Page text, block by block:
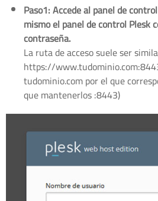
Paso1: Accede al panel de
mismo el panel de control Plesk
contraseña.
La ruta de acceso suele ser
https://
tudominio.com por el que
que mantenerlos :8443)